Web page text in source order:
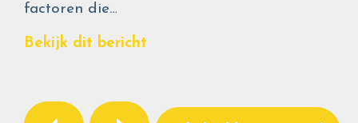
factoren die…
Bekijk dit bericht